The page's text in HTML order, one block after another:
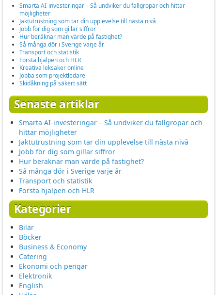
Smarta AI-investeringar – Så undviker du fallgropar och hittar
möjligheter
Jaktutrustning som tar din upplevelse till nästa nivå
Jobb för dig som gillar siffror
Hur beräknar man värde på fastighet?
Så många dör i Sverige varje år
Transport och statistik
Första hjälpen och HLR
Kreativa leksaker online
Jobba som projektledare
Skidåkning på säkert sätt
Senaste artiklar
Smarta AI-investeringar – Så undviker du fallgropar och
hittar möjligheter
Jaktutrustning som tar din upplevelse till nästa nivå
Jobb för dig som gillar siffror
Hur beräknar man värde på fastighet?
Så många dör i Sverige varje år
Transport och statistik
Första hjälpen och HLR
Kategorier
Bilar
Böcker
Business & Economy
Catering
Ekonomi och pengar
Elektronik
English